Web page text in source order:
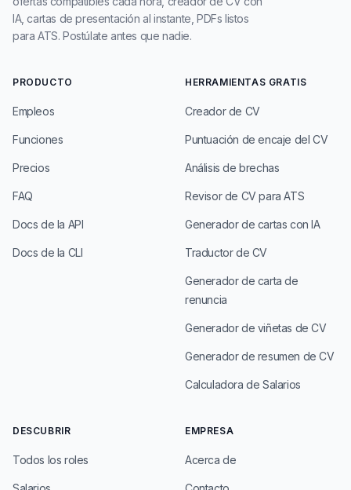
IA, cartas de presentación al instante, PDFs listos
para ATS. Postúlate antes que nadie.
PRODUCTO
Empleos
Funciones
Precios
FAQ
Docs de la API
Docs de la CLI
HERRAMIENTAS GRATIS
Creador de CV
Puntuación de encaje del CV
Análisis de brechas
Revisor de CV para ATS
Generador de cartas con IA
Traductor de CV
Generador de carta de
renuncia
Generador de viñetas de CV
Generador de resumen de CV
Calculadora de Salarios
DESCUBRIR
Todos los roles
EMPRESA
Acerca de